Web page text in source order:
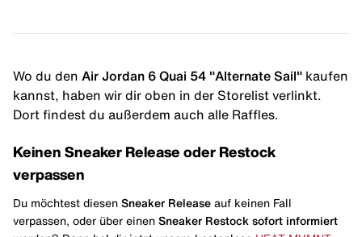
Wo du den Air Jordan 6 Quai 54 "Alternate Sail" kaufen
kannst, haben wir dir oben in der Storelist verlinkt.
Dort findest du außerdem auch alle Raffles.
Keinen Sneaker Release oder Restock
verpassen
Du möchtest diesen Sneaker Release auf keinen Fall
verpassen, oder über einen Sneaker Restock sofort informiert